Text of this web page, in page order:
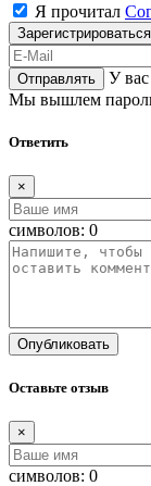
Я прочитал
Зарегистрироваться
Отправлять У вас
Мы вышлем
Ответить
×
символов: 0
Опубликовать
Оставьте отзыв
×
символов: 0